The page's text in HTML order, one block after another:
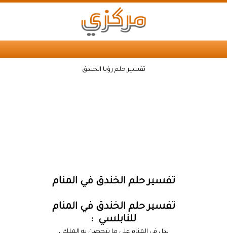
تفسير حلم رؤيا الخندق
تفسير حلم الخندق في المنام
تفسير حلم الخندق في المنام
للنابلسي :